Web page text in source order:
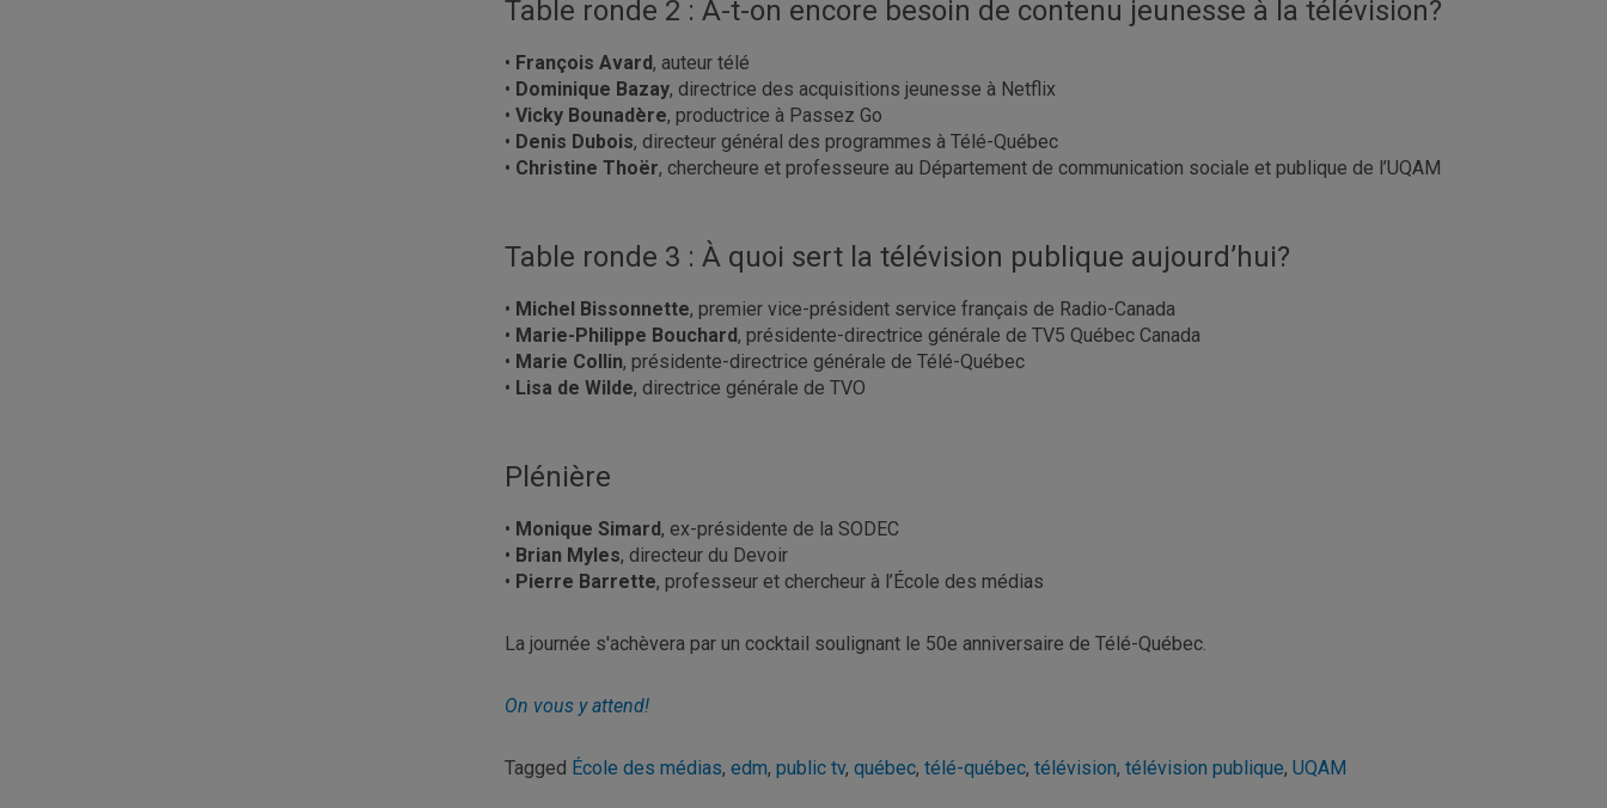
Table ronde 2 : A-t-on encore besoin de contenu jeunesse à la télévision?
• François Avard, auteur télé
• Dominique Bazay, directrice des acquisitions jeunesse à Netflix
• Vicky Bounadère, productrice à Passez Go
• Denis Dubois, directeur général des programmes à Télé-Québec
• Christine Thoër, chercheure et professeure au Département de communication sociale et publique de l’UQAM
Table ronde 3 : À quoi sert la télévision publique aujourd’hui?
• Michel Bissonnette, premier vice-président service français de Radio-Canada
• Marie-Philippe Bouchard, présidente-directrice générale de TV5 Québec Canada
• Marie Collin, présidente-directrice générale de Télé-Québec
• Lisa de Wilde, directrice générale de TVO
Plénière
• Monique Simard, ex-présidente de la SODEC
• Brian Myles, directeur du Devoir
• Pierre Barrette, professeur et chercheur à l’École des médias
La journée s'achèvera par un cocktail soulignant le 50e anniversaire de Télé-Québec.
On vous y attend!
Tagged École des médias, edm, public tv, québec, télé-québec, télévision, télévision publique, UQAM